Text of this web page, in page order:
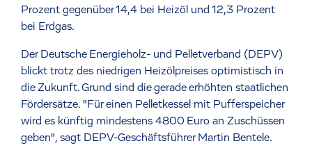
Prozent gegenüber 14,4 bei Heizöl und 12,3 Prozent
bei Erdgas.
Der Deutsche Energieholz- und Pelletverband (DEPV)
blickt trotz des niedrigen Heizölpreises optimistisch in
die Zukunft. Grund sind die gerade erhöhten staatlichen
Fördersätze. "Für einen Pelletkessel mit Pufferspeicher
wird es künftig mindestens 4800 Euro an Zuschüssen
geben", sagt DEPV-Geschäftsführer Martin Bentele.